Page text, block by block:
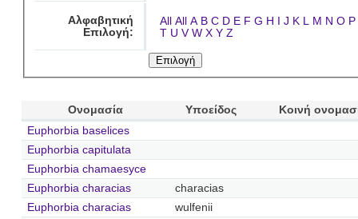
Αλφαβητική
Επιλογή:
All All A B C D E F G H I J K L M N O P
T U V W X Y Z
Ονομασία Υποείδος
Κοινή
Euphorbia baselices
Euphorbia capitulata
Euphorbia chamaesyce
Euphorbia characias
characias
Euphorbia characias
wulfenii